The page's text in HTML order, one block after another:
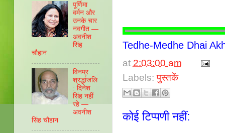
Tedhe-Medhe Dhai
at 2:03:00 am
Labels:पुस्तकें
कोई टिप्पणी नहीं:
पूर्णिमा
वर्मन और
उनके चार
नवगीत —
अवनीश
सिंह
चौहान
विनम्र
श्रद्धांजलि
: दिनेश
सिंह नहीं
रहे —
अवनीश
सिंह चौहान